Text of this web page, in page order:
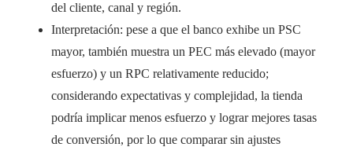
del cliente, canal y región.
Interpretación: pese a que el banco exhibe un PSC
mayor, también muestra un PEC más elevado (mayor
esfuerzo) y un RPC relativamente reducido;
considerando expectativas y complejidad, la tienda
podría implicar menos esfuerzo y lograr mejores tasas
de conversión, por lo que comparar sin ajustes